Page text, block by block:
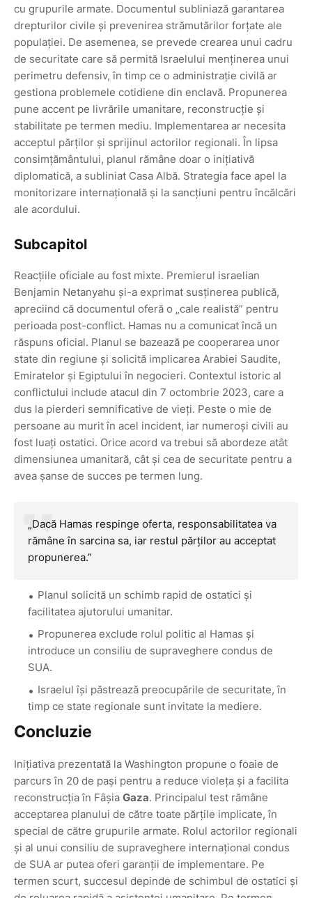
cu grupurile armate. Documentul subliniază garantarea
drepturilor civile și prevenirea strămutărilor forțate ale
populației. De asemenea, se prevede crearea unui cadru
de securitate care să permită Israelului menținerea unui
perimetru defensiv, în timp ce o administrație civilă ar
gestiona problemele cotidiene din enclavă. Propunerea
pune accent pe livrările umanitare, reconstrucție și
stabilitate pe termen mediu. Implementarea ar necesita
acceptul părților și sprijinul actorilor regionali. În lipsa
consimțământului, planul rămâne doar o inițiativă
diplomatică, a subliniat Casa Albă. Strategia face apel la
monitorizare internațională și la sancțiuni pentru încălcări
ale acordului.
Subcapitol
Reacțiile oficiale au fost mixte. Premierul israelian
Benjamin Netanyahu și-a exprimat susținerea publică,
apreciind că documentul oferă o „cale realistă” pentru
perioada post-conflict. Hamas nu a comunicat încă un
răspuns oficial. Planul se bazează pe cooperarea unor
state din regiune și solicită implicarea Arabiei Saudite,
Emiratelor și Egiptului în negocieri. Contextul istoric al
conflictului include atacul din 7 octombrie 2023, care a
dus la pierderi semnificative de vieți. Peste o mie de
persoane au murit în acel incident, iar numeroși civili au
fost luați ostatici. Orice acord va trebui să abordeze atât
dimensiunea umanitară, cât și cea de securitate pentru a
avea șanse de succes pe termen lung.
„Dacă Hamas respinge oferta, responsabilitatea va
rămâne în sarcina sa, iar restul părților au acceptat
propunerea.”
Planul solicită un schimb rapid de ostatici și
facilitatea ajutorului umanitar.
Propunerea exclude rolul politic al Hamas și
introduce un consiliu de supraveghere condus de
SUA.
Israelul își păstrează preocupările de securitate, în
timp ce state regionale sunt invitate la mediere.
Concluzie
Inițiativa prezentată la Washington propune o foaie de
parcurs în 20 de pași pentru a reduce violeța și a facilita
reconstrucția în Fâșia Gaza. Principalul test rămâne
acceptarea planului de către toate părțile implicate, în
special de către grupurile armate. Rolul actorilor regionali
și al unui consiliu de supraveghere internațional condus
de SUA ar putea oferi garanții de implementare. Pe
termen scurt, succesul depinde de schimbul de ostatici și